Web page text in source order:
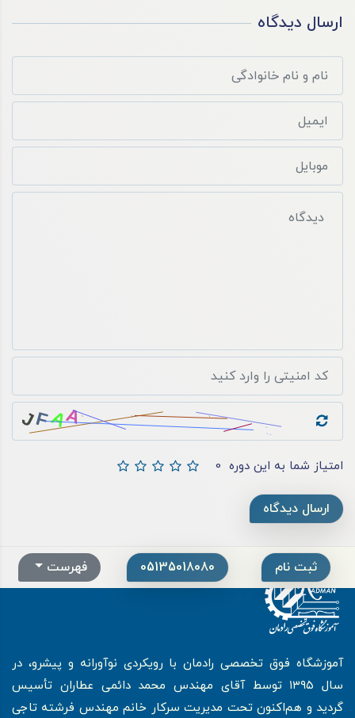
ارسال دیدگاه
امتیاز شما به این دوره 0
ارسال دیدگاه
ثبت نام 05135018080 فهرست
آموزشگاه فوق تخصصی رادمان با رویکردی نوآورانه و پیشرو، در
سال ۱۳۹۵ توسط آقای مهندس محمد دائمی عطاران تأسیس
گردید و هم‌اکنون تحت مدیریت سرکار خانم مهندس فرشته تاجی